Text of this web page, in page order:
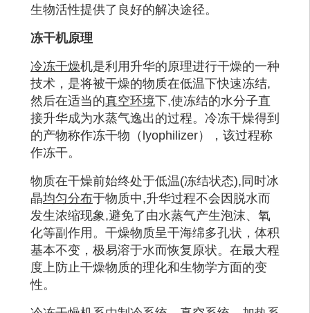
生物活性提供了良好的解决途径。
冻干机原理
冷冻干燥机是利用升华的原理进行干燥的一种
技术，是将被干燥的物质在低温下快速冻结,
然后在适当的真空环境下,使冻结的水分子直
接升华成为水蒸气逸出的过程。 冷冻干燥得到
的产物称作冻干物（ lyophilizer），该过程称
作冻干。
物质在干燥前始终处于低温(冻结状态), 同时冰
晶均匀分布于物质中,升华过程不会因脱水而
发生浓缩现象 ,避免了由水蒸气产生泡沫、氧
化等副作用。干燥物质呈干海绵多孔状，体积
基本不变，极易溶于水而恢复原状。在最大程
度上防止干燥物质的理化和生物学方面的变
性。